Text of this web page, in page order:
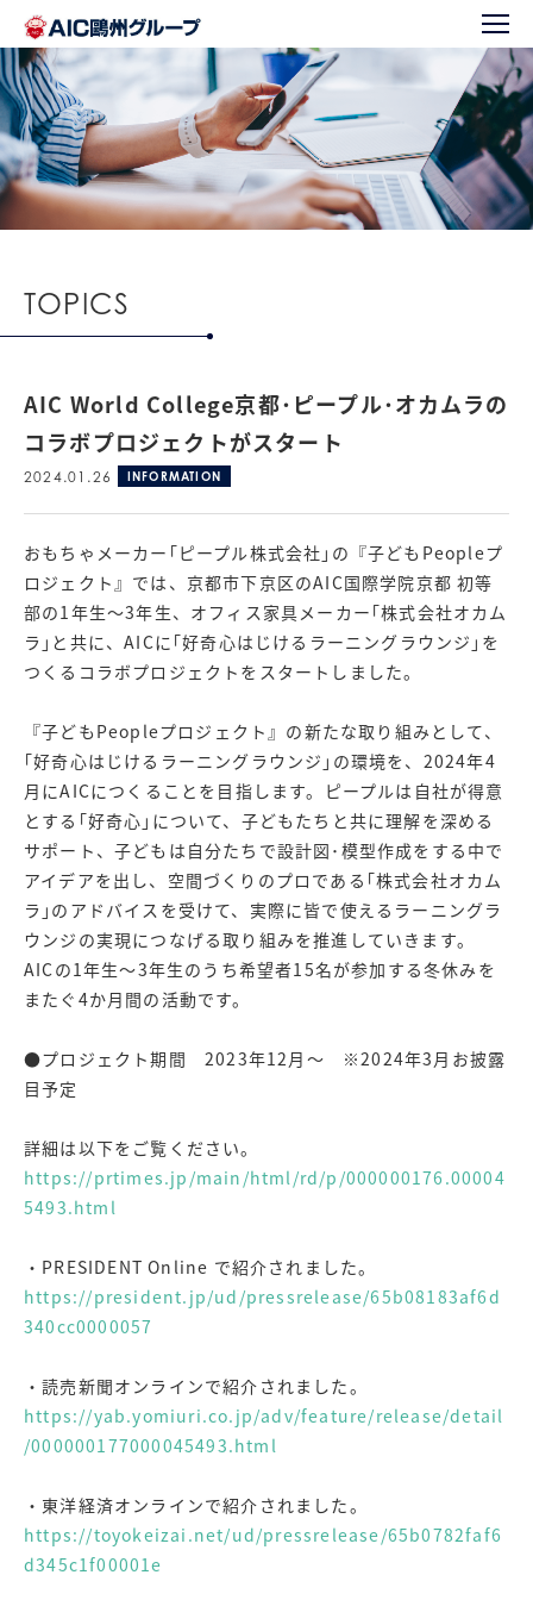
TOPICS
AIC World College京都･ピープル･オカムラの
コラボプロジェクトがスタート
2024.01.26 INFORMATION
おもちゃメーカー｢ピープル株式会社｣の『子どもPeopleプ
ロジェクト』では、京都市下京区のAIC国際学院京都 初等
部の1年生～3年生、オフィス家具メーカー｢株式会社オカム
ラ｣と共に、AICに｢好奇心はじけるラーニングラウンジ｣を
つくるコラボプロジェクトをスタートしました。
『子どもPeopleプロジェクト』の新たな取り組みとして、
｢好奇心はじけるラーニングラウンジ｣の環境を、2024年4
月にAICにつくることを目指します。ピープルは自社が得意
とする｢好奇心｣について、子どもたちと共に理解を深める
サポート、子どもは自分たちで設計図･模型作成をする中で
アイデアを出し、空間づくりのプロである｢株式会社オカム
ラ｣のアドバイスを受けて、実際に皆で使えるラーニングラ
ウンジの実現につなげる取り組みを推進していきます。
AICの1年生〜3年生のうち希望者15名が参加する冬休みを
またぐ4か月間の活動です。
●プロジェクト期間 2023年12月〜 ※2024年3月お披露
目予定
詳細は以下をご覧ください。
https://prtimes.jp/main/html/rd/p/000000176.00004
5493.html
・PRESIDENT Online で紹介されました。
https://president.jp/ud/pressrelease/65b08183af6d
340cc0000057
・読売新聞オンラインで紹介されました。
https://yab.yomiuri.co.jp/adv/feature/release/detail
/000000177000045493.html
・東洋経済オンラインで紹介されました。
https://toyokeizai.net/ud/pressrelease/65b0782faf6
d345c1f00001e